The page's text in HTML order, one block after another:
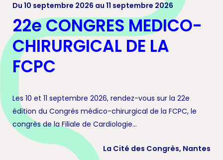
Du 10 septembre 2026 au 11 septembre 2026
22e CONGRES MEDICO-
CHIRURGICAL DE LA
FCPC
Les 10 et 11 septembre 2026, rendez-vous sur la 22e
édition du Congrès médico-chirurgical de la FCPC, le
congrès de la Filiale de Cardiologie...
La Cité des Congrès, Nantes